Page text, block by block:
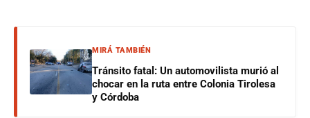
MIRÁ TAMBIÉN
Tránsito fatal: Un automovilista murió al
chocar en la ruta entre Colonia Tirolesa
y Córdoba